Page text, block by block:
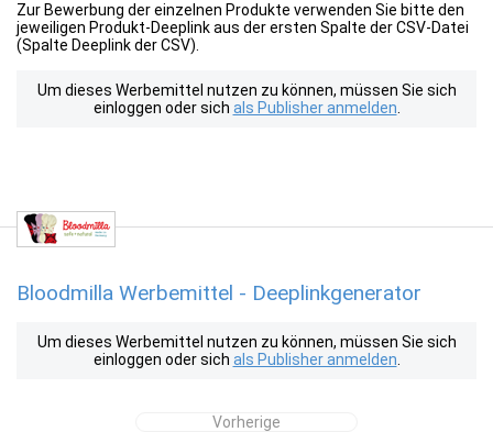
Zur Bewerbung der einzelnen Produkte verwenden Sie bitte den
jeweiligen Produkt-Deeplink aus der ersten Spalte der CSV-Datei
(Spalte Deeplink der CSV).
Um dieses Werbemittel nutzen zu können, müssen Sie sich
einloggen oder sich als Publisher anmelden
Bloodmilla Werbemittel - Deeplinkgenerator
Um dieses Werbemittel nutzen zu können, müssen Sie sich
einloggen oder sich als Publisher anmelden
Vorherige